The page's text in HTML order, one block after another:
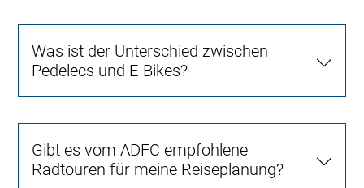
Was ist der Unterschied zwischen
Pedelecs und E-Bikes?
Gibt es vom ADFC empfohlene
Radtouren für meine Reiseplanung?